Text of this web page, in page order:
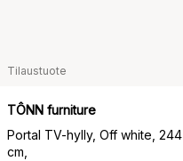
Tilaustuote
TÔNN furniture
Portal TV-hylly, Off white, 244
cm,